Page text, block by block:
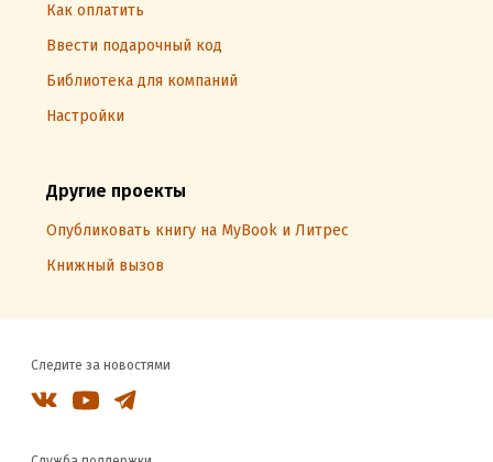
Как оплатить
Ввести подарочный код
Библиотека для компаний
Настройки
Другие проекты
Опубликовать книгу на MyBook и Литрес
Книжный вызов
Следите за новостями